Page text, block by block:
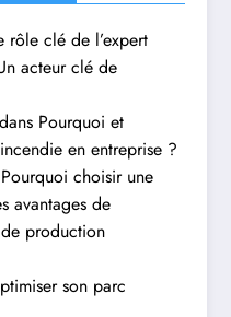
clé de l’expert
acteur clé de
dans Pourquoi et
en entreprise ?
choisir une
avantages de
production
son parc